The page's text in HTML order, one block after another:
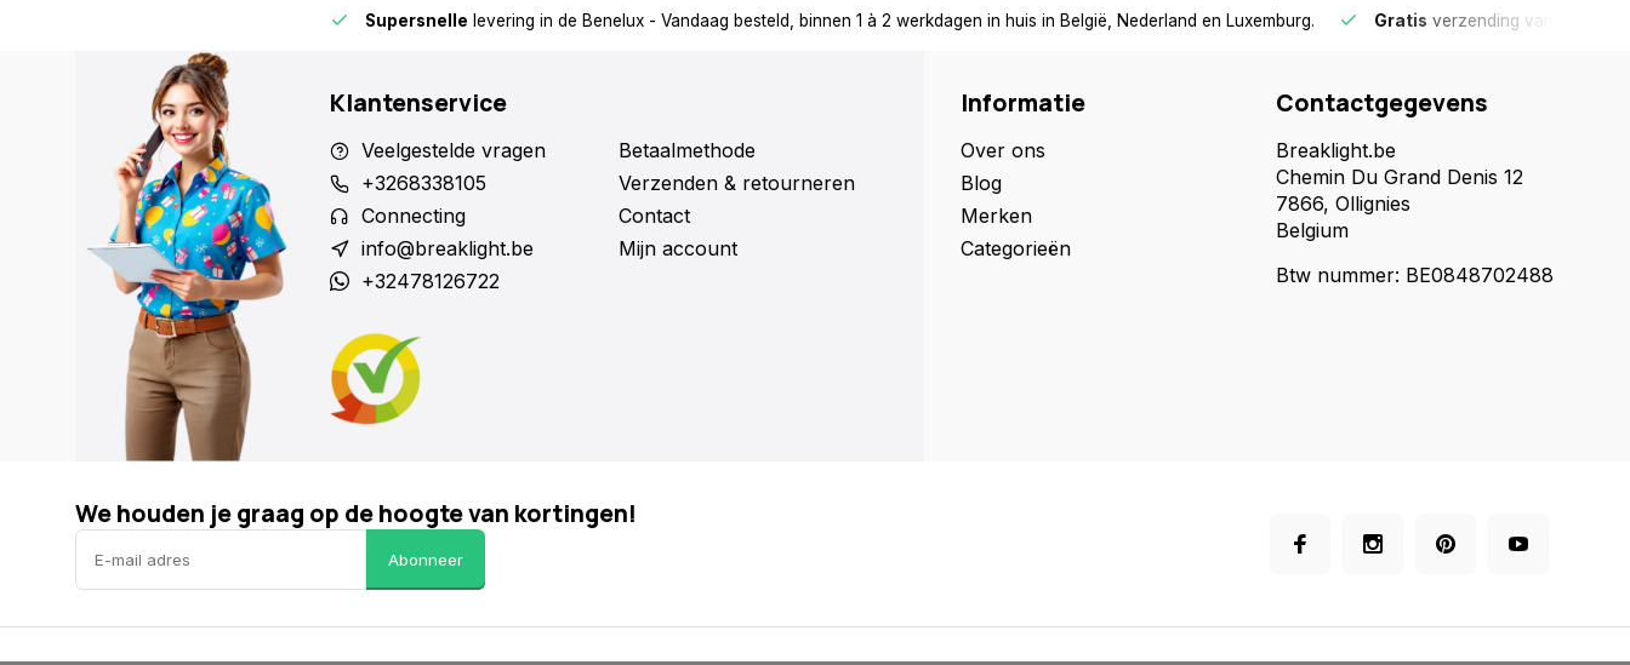
Supersnelle levering in de Benelux - Vandaag besteld, binnen 1 à 2 werkdagen in huis in België, Nederland en Luxemburg. Gratis verzending vanaf €75
Klantenservice
Veelgestelde vragen
+3268338105
Connecting
info@breaklight.be
+32478126722
Betaalmethode
Verzenden & retourneren
Contact
Mijn account
Informatie
Over ons
Blog
Merken
Categorieën
Contactgegevens
Breaklight.be
Chemin Du Grand Denis 12
7866, Ollignies
Belgium
Btw nummer: BE0848702488
We houden je graag op de hoogte van kortingen!
Abonneer